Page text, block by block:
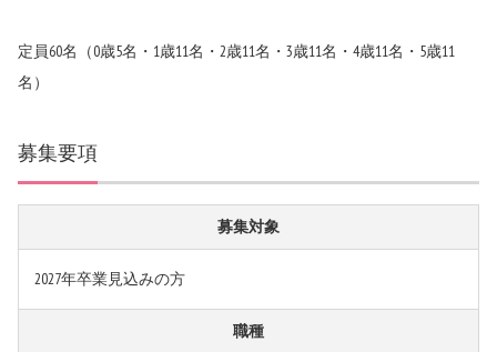
定員60名（0歳5名・1歳11名・2歳11名・3歳11名・4歳11名・5歳11
名）
募集要項
募集対象
2027年卒業見込みの方
職種